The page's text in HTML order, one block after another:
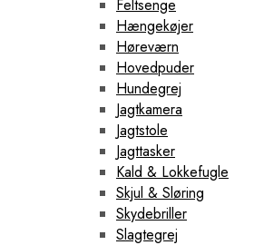
Feltsenge
Hængekøjer
Høreværn
Hovedpuder
Hundegrej
Jagtkamera
Jagtstole
Jagttasker
Kald & Lokkefugle
Skjul & Sløring
Skydebriller
Slagtegrej